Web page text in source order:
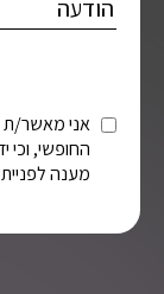
אני מאשר/ת
החופשי, וכי
מענה